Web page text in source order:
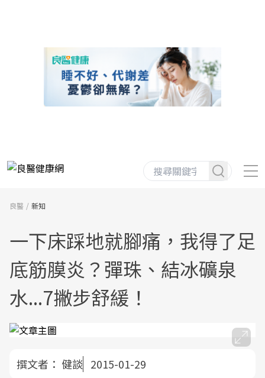
良醫 新知
一下床踩地就腳痛，我得了足
底筋膜炎？彈珠、結冰礦泉
水...7撇步舒緩！
撰文者： 健談 2015-01-29